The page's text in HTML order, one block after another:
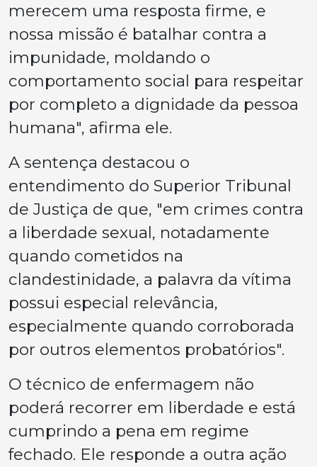
merecem uma resposta firme, e
nossa missão é batalhar contra a
impunidade, moldando o
comportamento social para respeitar
por completo a dignidade da pessoa
humana", afirma ele.
A sentença destacou o
entendimento do Superior Tribunal
de Justiça de que, "em crimes contra
a liberdade sexual, notadamente
quando cometidos na
clandestinidade, a palavra da vítima
possui especial relevância,
especialmente quando corroborada
por outros elementos probatórios".
O técnico de enfermagem não
poderá recorrer em liberdade e está
cumprindo a pena em regime
fechado. Ele responde a outra ação